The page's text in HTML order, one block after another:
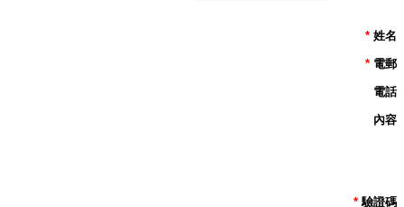
* 姓名
* 電郵
電話
內容
* 驗證碼